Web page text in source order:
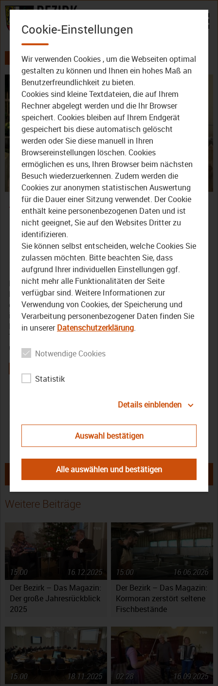
Zum Inhalt
AKTUELLES ALLE VIDEOS
Video
Allmalädda: Rund um die
Mundart im nördlichen
Oberfranken – Teil 1
7. Oktober 2020
Nachdem der diesjährige Oberfränkische
Mundarttheatertag ausfallen musste, ziehe wir quer
durch Oberfranken und besuchen Mundartdichter in
ihrem Heimatort. Dort lesen sie für uns ihre
Lieblingsstücke. In der ersten Ausgabe sind wir bei Walter
Tausendpfund in Pegnitz, Heiner Hartmann in Bayreuth
und Sonja Keil in Helmbrechts zu Besuch.
← Allmalädda: Neue Sendereihe
um die oberfränkische Mundart
Bayreuth: Erntekrone binden ohne
Erntedankfest →
Weitere Beiträge
Der Bezirk – Das Magazin:
Der große Jahresrückblick
2025
16.12.2025
15:00
Der Bezirk – Das Magazin:
Kormoran zerstört seltene
Fischbestände
16.06.2026
15:00
18.11.2025
15:00
16.09.2025
02:28
Cookie-Einstellungen
Wir verwenden Cookies , um die Webseiten optimal
gestalten zu können und Ihnen ein hohes Maß an
Benutzerfreundlichkeit zu bieten.
Cookies sind kleine Textdateien, die auf Ihrem
Rechner abgelegt werden und die Ihr Browser
speichert. Cookies bleiben auf Ihrem Endgerät
gespeichert bis diese automatisch gelöscht
werden oder Sie diese manuell in Ihren
Browsereinstellungen löschen. Cookies
ermöglichen es uns, Ihren Browser beim nächsten
Besuch wiederzuerkennen. Zudem werden die
Cookies zur anonymen statistischen Auswertung
für die Dauer einer Sitzung verwendet. Der Cookie
enthält keine personenbezogenen Daten und ist
nicht geeignet, Sie auf den Websites Dritter zu
identifizieren.
Sie können selbst entscheiden, welche Cookies Sie
zulassen möchten. Bitte beachten Sie, dass
aufgrund Ihrer individuellen Einstellungen ggf.
nicht mehr alle Funktionalitäten der Seite
verfügbar sind. Weitere Informationen zur
Verwendung von Cookies, der Speicherung und
Verarbeitung personenbezogener Daten finden Sie
in unsererDatenschutzerklärung.
Notwendige Cookies
Statistik
Details einblenden
Auswahl bestätigen
Alle auswählen und bestätigen